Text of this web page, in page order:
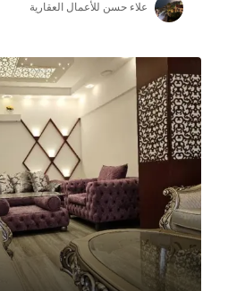
علاء حسن للأعمال العقارية